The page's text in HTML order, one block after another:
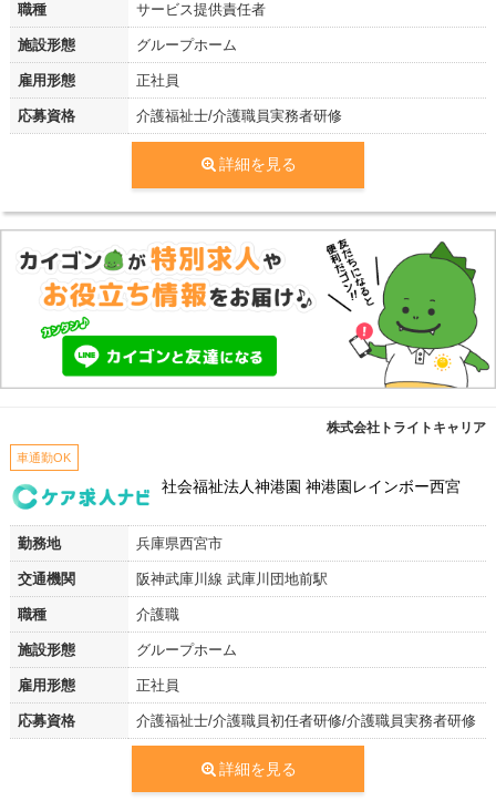
職種 サービス提供責任者
施設形態 グループホーム
雇用形態 正社員
応募資格 介護福祉士/介護職員実務者研修
詳細を見る
株式会社トライトキャリア
車通勤OK
社会福祉法人神港園 神港園レインボー西宮
勤務地 兵庫県西宮市
交通機関 阪神武庫川線 武庫川団地前駅
職種 介護職
施設形態 グループホーム
雇用形態 正社員
応募資格 介護福祉士/介護職員初任者研修/介護職員実務者研修
詳細を見る